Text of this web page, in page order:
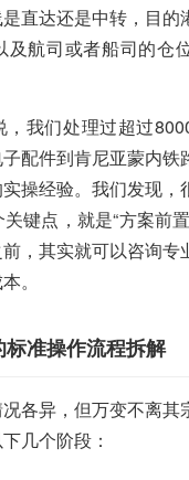
直达还是中转，目的
及航司或者船司的仓
我们处理过超过
配件到肯尼亚蒙内铁
操经验。我们发现，
键点，就是“方案前
，其实就可以咨询专
。
准操作流程拆解
各异，但万变不离其
几个阶段：